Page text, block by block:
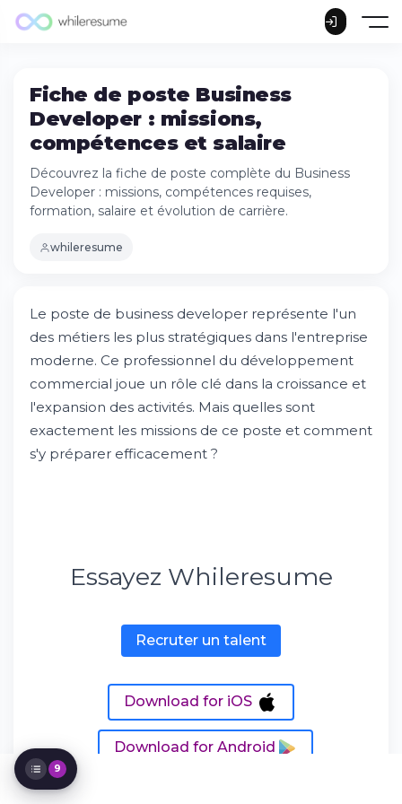
Fiche de poste Business
Developer : missions,
compétences et salaire
Découvrez la fiche de poste complète du Business
Developer : missions, compétences requises,
formation, salaire et évolution de carrière.
whileresume
Compétences requises pour le poste
Rémunération du Business Developer
Environnement de travail et organisation
Secteurs qui recrutent
Défis et tendances du métier
9
Le poste de business developer représente l'un
des métiers les plus stratégiques dans l'entreprise
moderne. Ce professionnel du développement
commercial joue un rôle clé dans la croissance et
l'expansion des activités. Mais quelles sont
exactement les missions de ce poste et comment
s'y préparer efficacement ?
Essayez Whileresume
Recruter un talent
Download for iOS
Download for Android